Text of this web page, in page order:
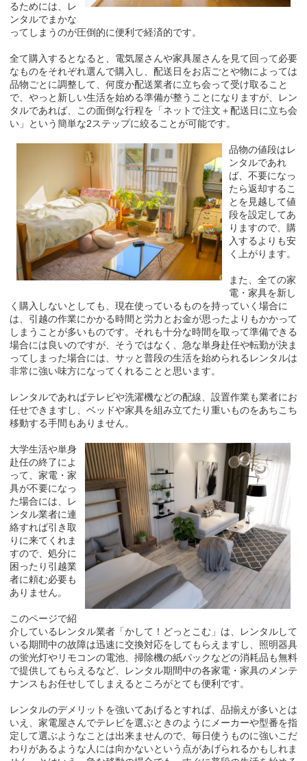
るためには、レ
ンタルでまかな
ってしまうのが圧倒的に便利で経済的です。
全て購入するとなると、電気屋さんや家具屋さんを見て回って必要
なものをそれぞれ選んで購入し、配送日をお店ごとや物によっては
品物ごとに調整して、何度か配送業者に立ち会って受け取ること
で、やっと新しい生活を始める準備が整うことになりますが、レン
タルであれば、この面倒な行程を「ネットで注文＋配送日に立ち会
い」という簡単な2ステップに絞ることが可能です。
品物の値段はレ
ンタルであれ
ば、不要になっ
たら返却するこ
とを見越して値
段を設定してあ
りますので、購
入するよりも安
く上がります。
また、全ての家
電・家具を新し
く購入しないとしても、現在使っているものを持っていく場合に
は、引越の作業にかかる時間と労力とお金が思ったよりもかかって
しまうことが多いものです。それも十分な時間を取って準備できる
場合には良いのですが、そうではなく、急な単身赴任や転勤が決ま
ってしまった場合には、サッと普段の生活を始められるレンタルは
非常に強い味方になってくれることと思います。
レンタルであればテレビや洗濯機などの配線、設置作業も業者にお
任せできますし、ベッドや家具を組み立てたり重いものをあちこち
移動する手間もありません。
大学生活や単身
赴任の終了によ
って、家電・家
具が不要になっ
た場合には、レ
ンタル業者に連
絡すれば引き取
りに来てくれま
すので、処分に
困ったり引越業
者に頼む必要も
ありません。
このページで紹
介しているレンタル業者「かして！どっとこむ」は、レンタルして
いる期間中の故障は迅速に交換対応をしてもらえますし、照明器具
の蛍光灯やリモコンの電池、掃除機の紙パックなどの消耗品も無料
で提供してもらえるなど、レンタル期間中の各家電・家具のメンテ
ナンスもお任せしてしまえるところがとても便利です。
レンタルのデメリットを強いてあげるとすれば、品揃えが多いとは
いえ、家電屋さんでテレビを選ぶときのようにメーカーや型番を指
定して選ぶようなことは出来ませんので、毎日使うものに強いこだ
わりがあるような人には向かないという点があげられるかもしれま